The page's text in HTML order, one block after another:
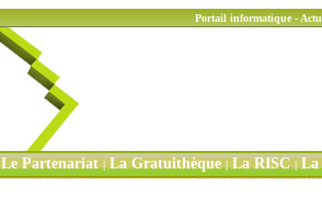
Portail informatique -
Le Partenariat | La Gratuithèque | La RISC | La